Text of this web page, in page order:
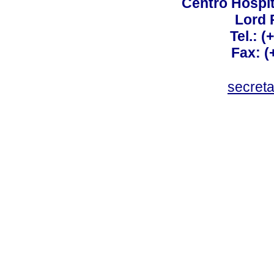
Centro
Lord
Tel.:
Fax: